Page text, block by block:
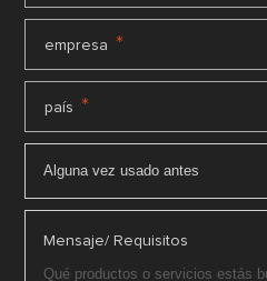
empresa *
país *
Mensaje/ Requisitos